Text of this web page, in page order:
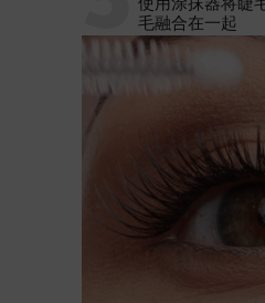
毛融合在一起